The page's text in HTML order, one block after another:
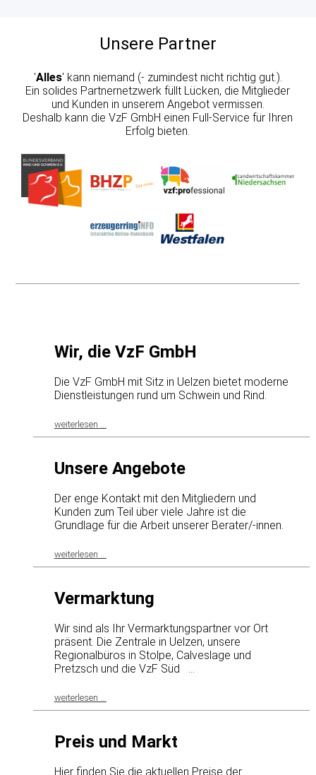
Unsere Partner
'Alles' kann niemand (- zumindest nicht richtig gut.).
Ein solides Partnernetzwerk füllt Lücken, die Mitglieder
und Kunden in unserem Angebot vermissen.
Deshalb kann die VzF GmbH einen Full-Service für Ihren
Erfolg bieten.
Wir, die VzF GmbH
Die VzF GmbH mit Sitz in Uelzen bietet moderne
Dienstleistungen rund um Schwein und Rind.
weiterlesen ...
Unsere Angebote
Der enge Kontakt mit den Mitgliedern und
Kunden zum Teil über viele Jahre ist die
Grundlage für die Arbeit unserer Berater/-innen.
weiterlesen ...
Vermarktung
Wir sind als Ihr Vermarktungspartner vor Ort
präsent. Die Zentrale in Uelzen, unsere
Regionalbüros in Stolpe, Calveslage und
Pretzsch und die VzF Süd ...
weiterlesen ...
Preis und Markt
Hier finden Sie die aktuellen Preise der